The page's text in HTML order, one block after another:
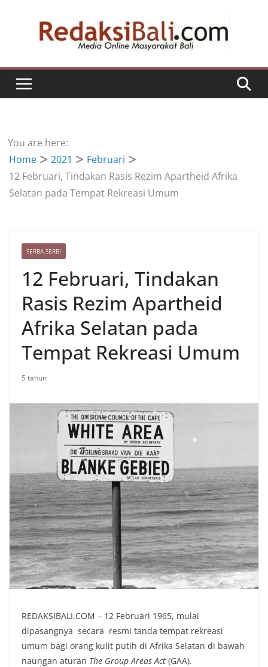
You are here:
Home
2021
Februari
12 Februari, Tindakan Rasis Rezim Apartheid Afrika
Selatan pada Tempat Rekreasi Umum
SERBA SERBI
12 Februari, Tindakan
Rasis Rezim Apartheid
Afrika Selatan pada
Tempat Rekreasi Umum
5 tahun
REDAKSIBALI.COM – 12 Februari 1965, mulai
dipasangnya secara resmi tanda tempat rekreasi
umum bagi orang kulit putih di Afrika Selatan di bawah
naungan aturan The Group Areas Act (GAA).